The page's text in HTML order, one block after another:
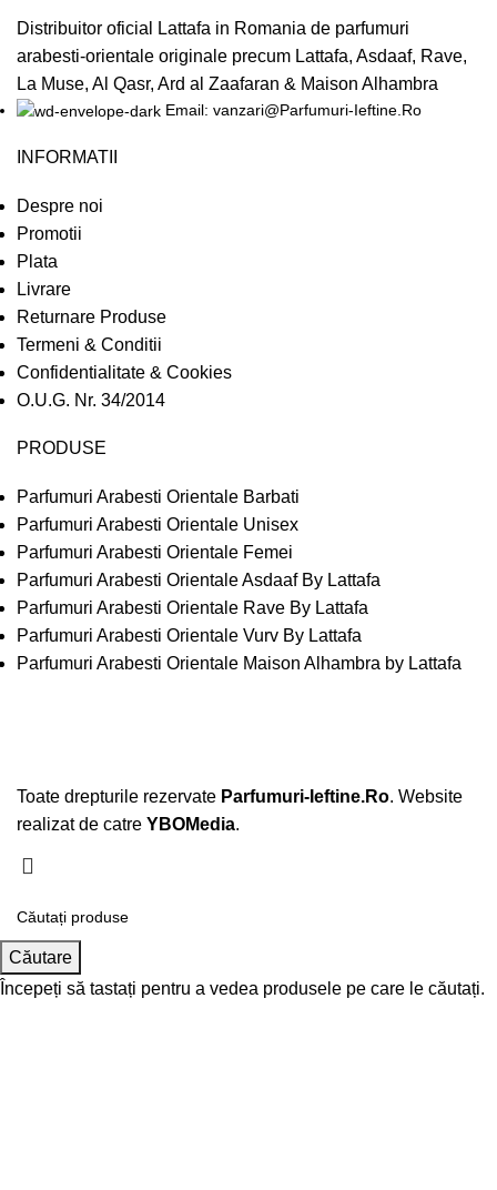
Distribuitor oficial Lattafa in Romania de parfumuri
arabesti-orientale originale precum Lattafa, Asdaaf, Rave,
La Muse, Al Qasr, Ard al Zaafaran & Maison Alhambra
Email: vanzari@Parfumuri-Ieftine.Ro
INFORMATII
Despre noi
Promotii
Plata
Livrare
Returnare Produse
Termeni & Conditii
Confidentialitate & Cookies
O.U.G. Nr. 34/2014
PRODUSE
Parfumuri Arabesti Orientale Barbati
Parfumuri Arabesti Orientale Unisex
Parfumuri Arabesti Orientale Femei
Parfumuri Arabesti Orientale Asdaaf By Lattafa
Parfumuri Arabesti Orientale Rave By Lattafa
Parfumuri Arabesti Orientale Vurv By Lattafa
Parfumuri Arabesti Orientale Maison Alhambra by Lattafa
Toate drepturile rezervate Parfumuri-Ieftine.Ro. Website
realizat de catre YBOMedia.
Căutare
Începeți să tastați pentru a vedea produsele pe care le căutați.